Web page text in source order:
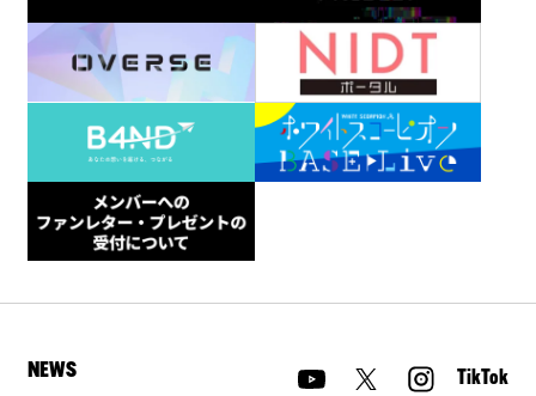
NEWS TikTok